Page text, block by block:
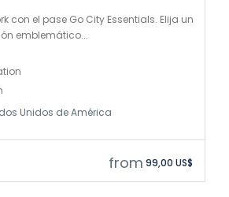
con el pase Go City Essentials. Elija un
emblemático...
Unidos de América
from 99,00 US$